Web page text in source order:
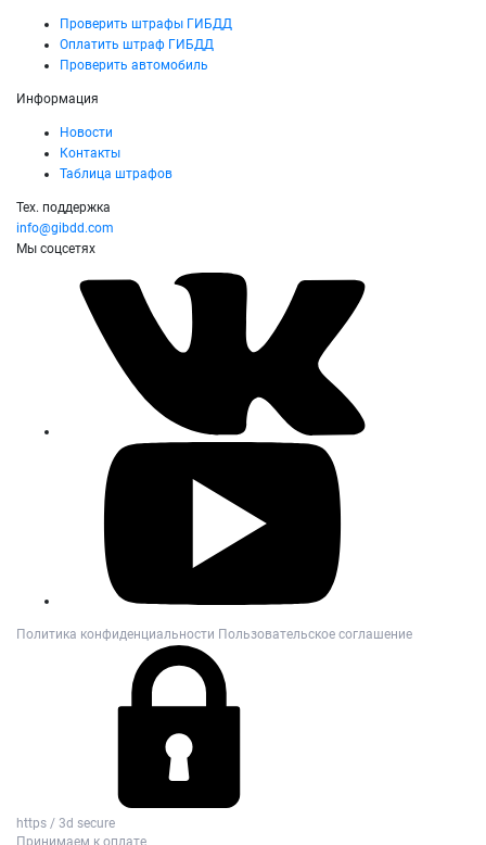
Проверить штрафы ГИБДД
Оплатить штраф ГИБДД
Проверить автомобиль
Информация
Новости
Контакты
Таблица штрафов
Тех. поддержка
info@gibdd.com
Мы соцсетях
Политика конфиденциальности Пользовательское соглашение
https / 3d secure
Принимаем к оплате